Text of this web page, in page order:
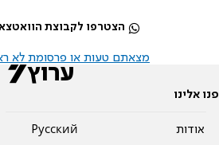
הצטרפו לקבוצת
מצאתם טעות או פרסומת לא
פנו אלינו
אודות
Pусский